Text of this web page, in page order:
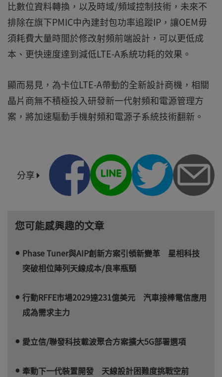
比數位資料轉換，以及時域/頻域控制技術，未來不
排除在旗下PMIC中內建封包功率追蹤IP，讓OEM毋
須耗費大量時間於修改射頻前端設計，可以更低成
本、更快速度達到減低LTE-A系統功耗的效果。
顯而易見，為卡位LTE-A帶動的全新設計商機，相關
晶片商無不積極投入研發新一代射頻和電源管理方
案，將加速驅動手機射頻和電源子系統技術翻新。
分享
您可能感興趣的文章
Phase Tuner與AIP創新方案引領新變革 星相科技
突破相位陣列天線成本/良率瓶頸
行動RFFE市場2029達231億美元 汽車接棒電信應用
成為需求主力
愛立信/聯發科技載波聚合方案擴大5G部署選項
牽動下一代裝置開發 天線設計困難度挑戰空前